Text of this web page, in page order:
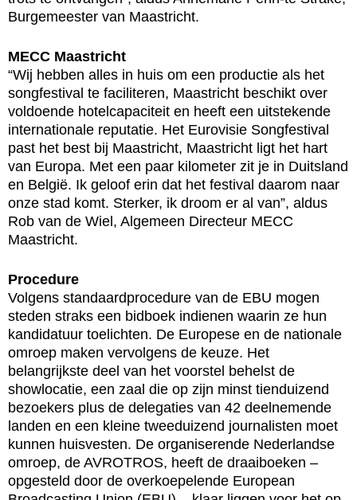
Burgemeester van Maastricht.
MECC Maastricht
“Wij hebben alles in huis om een productie als het
songfestival te faciliteren, Maastricht beschikt over
voldoende hotelcapaciteit en heeft een uitstekende
internationale reputatie. Het Eurovisie Songfestival
past het best bij Maastricht, Maastricht ligt het hart
van Europa. Met een paar kilometer zit je in Duitsland
en België. Ik geloof erin dat het festival daarom naar
onze stad komt. Sterker, ik droom er al van”, aldus
Rob van de Wiel, Algemeen Directeur MECC
Maastricht.
Procedure
Volgens standaardprocedure van de EBU mogen
steden straks een bidboek indienen waarin ze hun
kandidatuur toelichten. De Europese en de nationale
omroep maken vervolgens de keuze. Het
belangrijkste deel van het voorstel behelst de
showlocatie, een zaal die op zijn minst tienduizend
bezoekers plus de delegaties van 42 deelnemende
landen en een kleine tweeduizend journalisten moet
kunnen huisvesten. De organiserende Nederlandse
omroep, de AVROTROS, heeft de draaiboeken –
opgesteld door de overkoepelende European